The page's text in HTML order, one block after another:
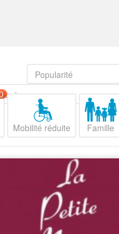
Popularité
Mobilité réduite Famille